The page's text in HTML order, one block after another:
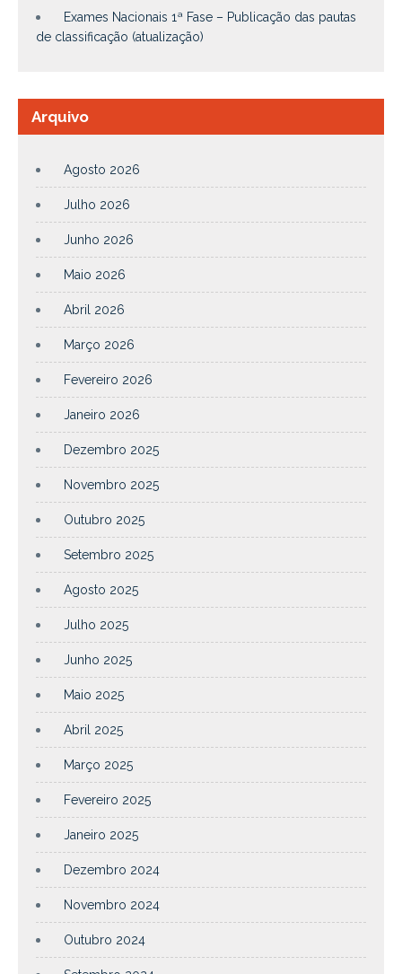
Exames Nacionais 1ª Fase – Publicação das pautas
de classificação (atualização)
Arquivo
Agosto 2026
Julho 2026
Junho 2026
Maio 2026
Abril 2026
Março 2026
Fevereiro 2026
Janeiro 2026
Dezembro 2025
Novembro 2025
Outubro 2025
Setembro 2025
Agosto 2025
Julho 2025
Junho 2025
Maio 2025
Abril 2025
Março 2025
Fevereiro 2025
Janeiro 2025
Dezembro 2024
Novembro 2024
Outubro 2024